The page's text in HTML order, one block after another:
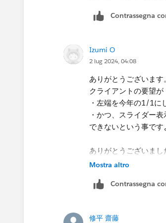
Contrassegna
Izumi O
2 lug 2024, 04:08
ありがとうございます。
クライアントの要望が
・左端を今年の1/1に
・かつ、スライダー
できないという事です
ありがとうございまし
Mostra altro
Contrassegna
修平 齋藤